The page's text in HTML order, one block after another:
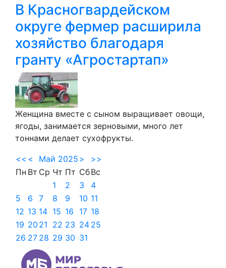
В Красногвардейском
округе фермер расширила
хозяйство благодаря
гранту «Агростартап»
Женщина вместе с сыном выращивает овощи,
ягоды, занимается зерновыми, много лет
тоннами делает сухофрукты.
<< < Май 2025 >
>>
Пн Вт Ср Чт Пт СбВс
1
2 3
4
5
6 7 8 9 10 11
12 13 14 15 16 17 18
19 20 21 22 23 24 25
26 27 28 29 30 31